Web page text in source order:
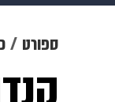
ספורט